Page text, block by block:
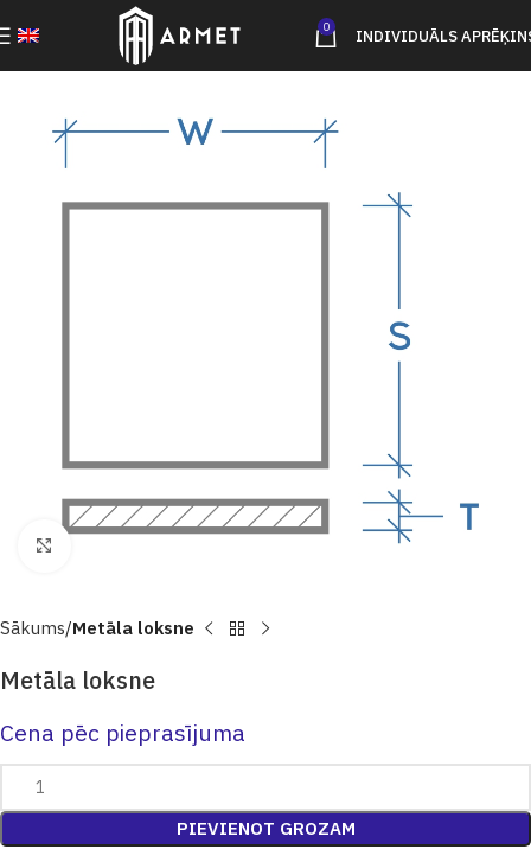
0 INDIVIDUĀLS
Sākums Metāla loksne
Metāla loksne
Cena pēc pieprasījuma
PIEVIENOT GROZAM